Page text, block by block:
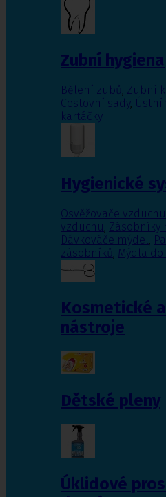
Zubní hygiena
Bělení zubů, Zubní
Cestovní sady, Ústní
kartáčky
Hygienické
Osvěžovače vzduchu
vzduchu, Zásobníky
Dávkováče mýdel,
zásobníků, Mýdla do
Kosmetické
nástroje
Dětské pleny
Úklidové